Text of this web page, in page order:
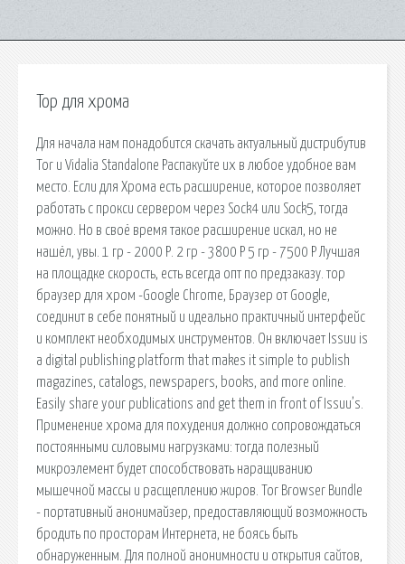
Тор для хрома
Для начала нам понадобится скачать актуальный дистрибутив
Tor и Vidalia Standalone Распакуйте их в любое удобное вам
место. Если для Хрома есть расширение, которое позволяет
работать с прокси сервером через Sock4 или Sock5, тогда
можно. Но в своё время такое расширение искал, но не
нашёл, увы. 1 гр - 2000 Р. 2 гр - 3800 Р 5 гр - 7500 Р Лучшая
на площадке скорость, есть всегда опт по предзаказу. тор
браузер для хром -Google Chrome, Браузер от Google,
соединит в себе понятный и идеально практичный интерфейс
и комплект необходимых инструментов. Он включает Issuu is
a digital publishing platform that makes it simple to publish
magazines, catalogs, newspapers, books, and more online.
Easily share your publications and get them in front of Issuu’s.
Применение хрома для похудения должно сопровождаться
постоянными силовыми нагрузками: тогда полезный
микроэлемент будет способствовать наращиванию
мышечной массы и расщеплению жиров. Tor Browser Bundle
- портативный анонимайзер, предоставляющий возможность
бродить по просторам Интернета, не боясь быть
обнаруженным. Для полной анонимности и открытия сайтов,